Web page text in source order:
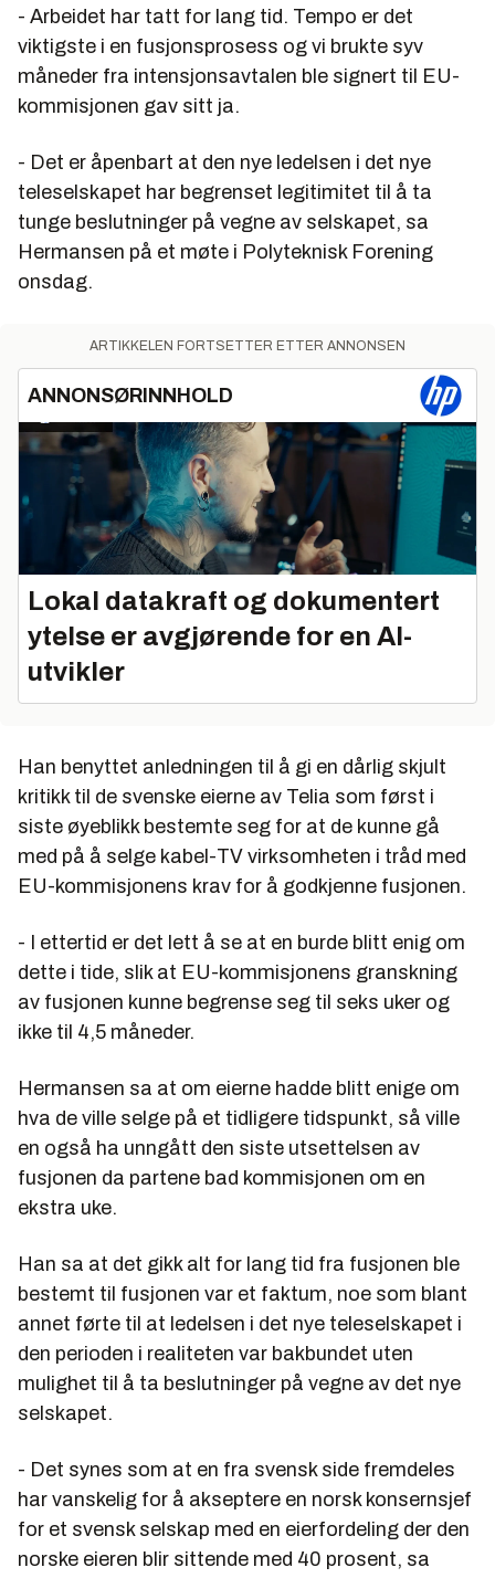
- Arbeidet har tatt for lang tid. Tempo er det
viktigste i en fusjonsprosess og vi brukte syv
måneder fra intensjonsavtalen ble signert til EU-
kommisjonen gav sitt ja.
- Det er åpenbart at den nye ledelsen i det nye
teleselskapet har begrenset legitimitet til å ta
tunge beslutninger på vegne av selskapet, sa
Hermansen på et møte i Polyteknisk Forening
onsdag.
ARTIKKELEN FORTSETTER ETTER ANNONSEN
ANNONSØRINNHOLD
Lokal datakraft og dokumentert
ytelse er avgjørende for en AI-
utvikler
Han benyttet anledningen til å gi en dårlig skjult
kritikk til de svenske eierne av Telia som først i
siste øyeblikk bestemte seg for at de kunne gå
med på å selge kabel-TV virksomheten i tråd med
EU-kommisjonens krav for å godkjenne fusjonen.
- I ettertid er det lett å se at en burde blitt enig om
dette i tide, slik at EU-kommisjonens granskning
av fusjonen kunne begrense seg til seks uker og
ikke til 4,5 måneder.
Hermansen sa at om eierne hadde blitt enige om
hva de ville selge på et tidligere tidspunkt, så ville
en også ha unngått den siste utsettelsen av
fusjonen da partene bad kommisjonen om en
ekstra uke.
Han sa at det gikk alt for lang tid fra fusjonen ble
bestemt til fusjonen var et faktum, noe som blant
annet førte til at ledelsen i det nye teleselskapet i
den perioden i realiteten var bakbundet uten
mulighet til å ta beslutninger på vegne av det nye
selskapet.
- Det synes som at en fra svensk side fremdeles
har vanskelig for å akseptere en norsk konsernsjef
for et svensk selskap med en eierfordeling der den
norske eieren blir sittende med 40 prosent, sa